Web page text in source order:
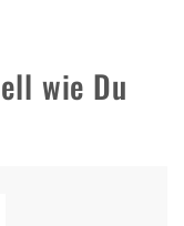
wie Du